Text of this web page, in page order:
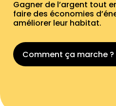
Gagner de l’argent tout
faire des économies
améliorer leur habitat.
Comment ça marche ?